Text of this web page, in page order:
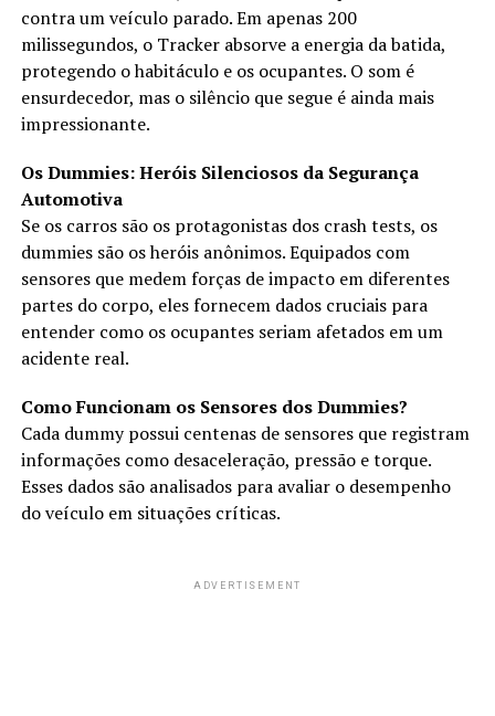
contra um veículo parado. Em apenas 200
milissegundos, o Tracker absorve a energia da batida,
protegendo o habitáculo e os ocupantes. O som é
ensurdecedor, mas o silêncio que segue é ainda mais
impressionante.
Os Dummies: Heróis Silenciosos da Segurança
Automotiva
Se os carros são os protagonistas dos crash tests, os
dummies são os heróis anônimos. Equipados com
sensores que medem forças de impacto em diferentes
partes do corpo, eles fornecem dados cruciais para
entender como os ocupantes seriam afetados em um
acidente real.
Como Funcionam os Sensores dos Dummies?
Cada dummy possui centenas de sensores que registram
informações como desaceleração, pressão e torque.
Esses dados são analisados para avaliar o desempenho
do veículo em situações críticas.
ADVERTISEMENT